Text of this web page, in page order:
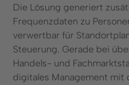
Die Lösung generiert
Frequenzdaten zu
verwertbar für
Steuerung. Gerade bei
Handels- und
digitales Management